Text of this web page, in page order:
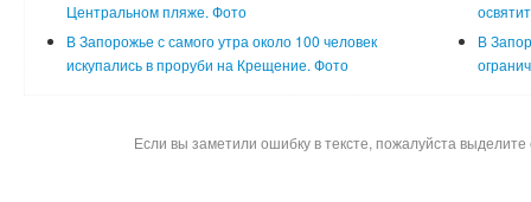
Центральном пляже. Фото
В Запорожье с самого утра около 100 человек
искупались в проруби на Крещение. Фото
В
Если вы заметили ошибку в тексте, пожалуйста